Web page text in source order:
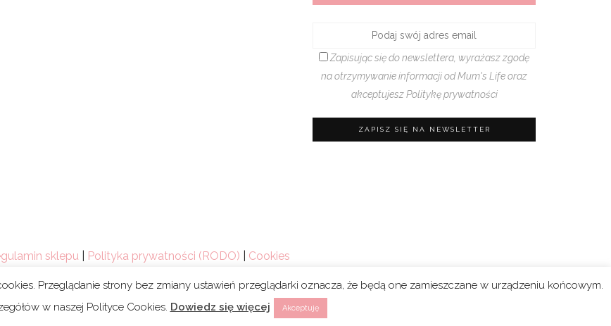
Zapisując się do newslettera, wyrażasz zgodę
na otrzymywanie informacji od Mum's Life oraz
akceptujeszPolitykę prywatności
sklepu Polityka prywatności (RODO) Cookies
webski.design
Przeglądanie strony bez zmiany ustawień przeglądarki oznacza, że będą one zamieszczane w urządzeniu końcowym.
w naszej Polityce Cookies. Dowiedz się więcej Akceptuję